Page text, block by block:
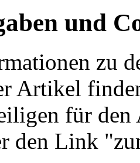
und
zu
Artikel
für
den Link